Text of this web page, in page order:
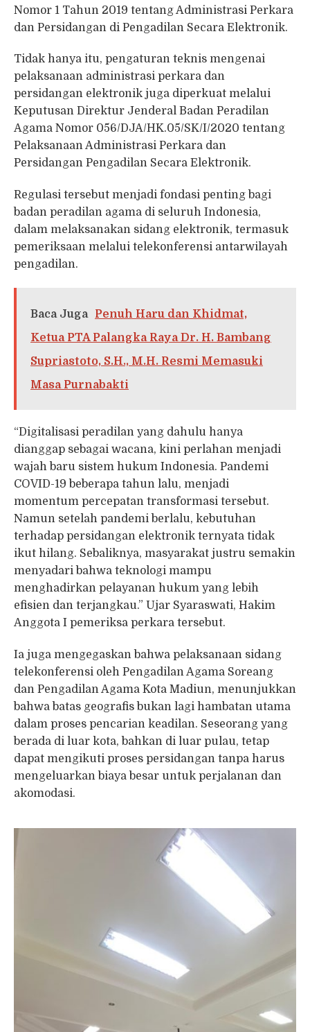
Nomor 1 Tahun 2019 tentang Administrasi Perkara
dan Persidangan di Pengadilan Secara Elektronik.
Tidak hanya itu, pengaturan teknis mengenai
pelaksanaan administrasi perkara dan
persidangan elektronik juga diperkuat melalui
Keputusan Direktur Jenderal Badan Peradilan
Agama Nomor 056/DJA/HK.05/SK/I/2020 tentang
Pelaksanaan Administrasi Perkara dan
Persidangan Pengadilan Secara Elektronik.
Regulasi tersebut menjadi fondasi penting bagi
badan peradilan agama di seluruh Indonesia,
dalam melaksanakan sidang elektronik, termasuk
pemeriksaan melalui telekonferensi antarwilayah
pengadilan.
Baca Juga
Penuh Haru dan Khidmat,
Ketua PTA Palangka Raya Dr. H. Bambang
Supriastoto, S.H., M.H. Resmi Memasuki
Masa Purnabakti
“Digitalisasi peradilan yang dahulu hanya
dianggap sebagai wacana, kini perlahan menjadi
wajah baru sistem hukum Indonesia. Pandemi
COVID-19 beberapa tahun lalu, menjadi
momentum percepatan transformasi tersebut.
Namun setelah pandemi berlalu, kebutuhan
terhadap persidangan elektronik ternyata tidak
ikut hilang. Sebaliknya, masyarakat justru semakin
menyadari bahwa teknologi mampu
menghadirkan pelayanan hukum yang lebih
efisien dan terjangkau.” Ujar Syaraswati, Hakim
Anggota I pemeriksa perkara tersebut.
Ia juga mengegaskan bahwa pelaksanaan sidang
telekonferensi oleh Pengadilan Agama Soreang
dan Pengadilan Agama Kota Madiun, menunjukkan
bahwa batas geografis bukan lagi hambatan utama
dalam proses pencarian keadilan. Seseorang yang
berada di luar kota, bahkan di luar pulau, tetap
dapat mengikuti proses persidangan tanpa harus
mengeluarkan biaya besar untuk perjalanan dan
akomodasi.